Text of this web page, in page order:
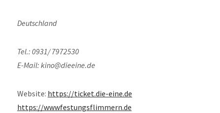
Deutschland
Tel.: 0931/ 7972530
E-Mail: kino@dieeine.de
Website: https://ticket.die-eine.de
https://wwwfestungsflimmern.de